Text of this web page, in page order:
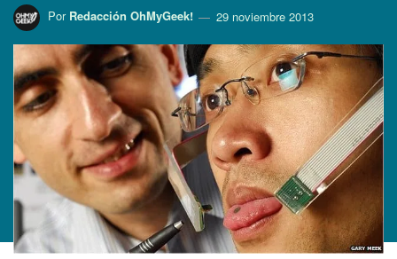
Por Redacción OhMyGeek! 29 noviembre 2013